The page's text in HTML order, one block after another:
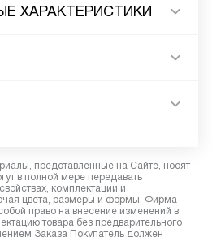
ХАРАКТЕРИСТИКИ
представленные на Сайте, носят
в полной мере передавать
комплектации и
цвета, размеры и формы. Фирма-
право на внесение изменений в
товара без предварительного
Заказа Покупатель должен